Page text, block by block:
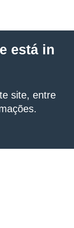
está in
site, entre